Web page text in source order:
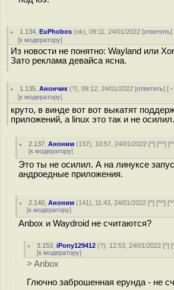
1.134 ,EuPhobos (ok), 09:11, 24/01/2022 [ответить]
[к модератору]
Из новости не понятно: Wayland или
Зато реклама девайса ясна.
1.135 ,Анончик (?), 09:12, 24/01/2022 [ответить] [
[к модератору]
круто, в винде вот вот выкатят
приложений, а linux это так и не
2.137 ,Аноним (137), 10:57, 24/01/2022 [^] [^^] [
[к модератору]
Это ты не осилил. А на линуксе
андроедные приложения.
2.140 ,Аноним (141), 11:43, 24/01/2022 [^] [^^] [
[к модератору]
Anbox и Waydroid не считаются?
3.153 ,iPony129412 (?), 12:53, 24/01/2022 [^] [
[к модератору]
> Anbox
Глючно заброшенная ерунда - не